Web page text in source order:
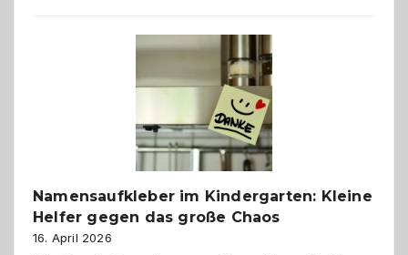
wann
ist
eine
Hundepension
die
richtige
Namensaufkleber im Kindergarten: Kleine
Helfer gegen das große Chaos
16. April 2026